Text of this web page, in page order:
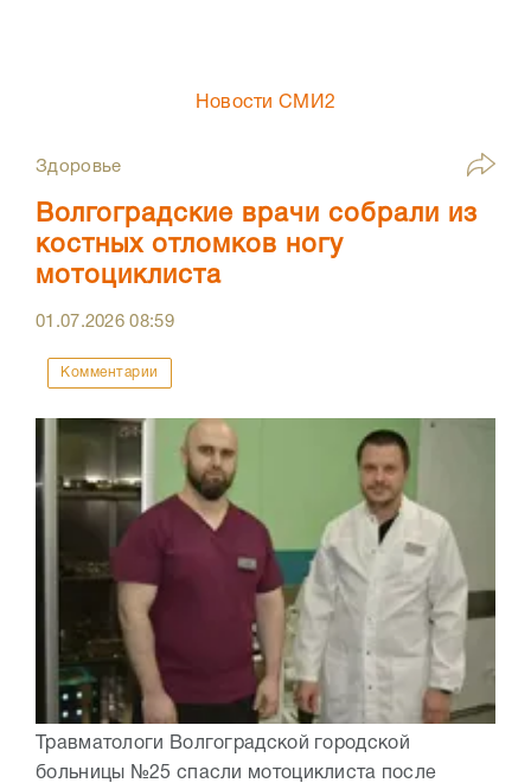
Новости СМИ2
Здоровье
Волгоградские врачи собрали из
костных отломков ногу
мотоциклиста
01.07.202608:59
Комментарии
Травматологи Волгоградской городской
больницы №25 спасли мотоциклиста после